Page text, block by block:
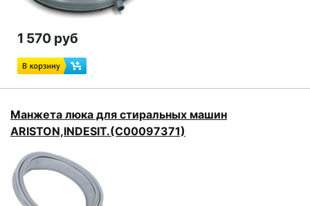
1 570 руб
Манжета люка для стиральных машин
ARISTON,INDESIT.(C00097371)